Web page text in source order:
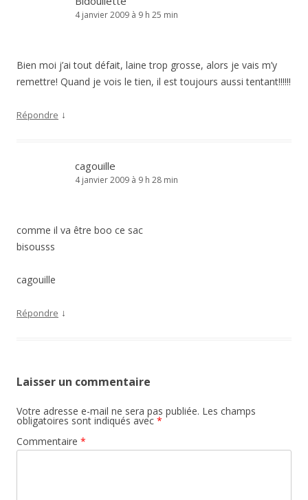
4 janvier 2009 à 9 h 25 min
Bien moi j’ai tout défait, laine trop grosse, alors je vais m’y
remettre! Quand je vois le tien, il est toujours aussi tentant!!!!!!
Répondre ↓
cagouille
4 janvier 2009 à 9 h 28 min
comme il va être boo ce sac
bisousss
cagouille
Répondre ↓
Laisser un commentaire
Votre adresse e-mail ne sera pas publiée. Les champs
obligatoires sont indiqués avec *
Commentaire *